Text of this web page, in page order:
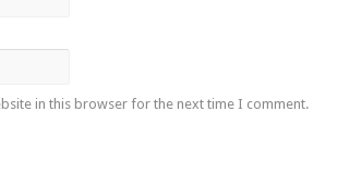
in this browser for the next time I comment.